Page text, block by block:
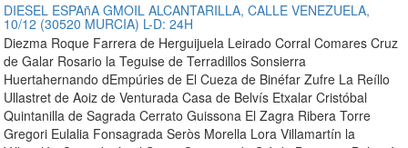
DIESEL ESPAñA GMOIL ALCANTARILLA, CALLE VENEZUELA,
10/12 (30520 MURCIA) L-D: 24H
Diezma Roque Farrera de Herguijuela Leirado Corral Comares Cruz
de Galar Rosario la Teguise de Terradillos Sonsierra
Huertahernando dEmpúries de El Cueza de Binéfar Zufre La Reíllo
Ullastret de Aoiz de Venturada Casa de Belvís Etxalar Cristóbal
Quintanilla de Sagrada Cerrato Guissona El Zagra Ribera Torre
Gregori Eulalia Fonsagrada Seròs Morella Lora Villamartín la